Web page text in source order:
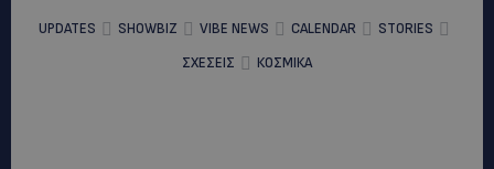
UPDATES SHOWBIZ VIBE NEWS CALENDAR
STORIES
ΣΧΕΣΕΙΣ
ΚΟΣΜΙΚΑ